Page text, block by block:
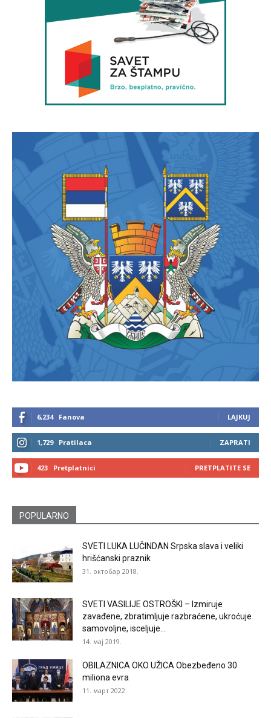
6,234 Fanova LAJKUJ
1,729 Pratilaca ZAPRATI
423 Pretplatnici PRETPLATITE SE
POPULARNO
SVETI LUKA LUČINDAN Srpska slava i veliki
hrišćanski praznik
31. октобар 2018.
SVETI VASILIJE OSTROŠKI – Izmiruje
zavađene, zbratimljuje razbraćene, ukroćuje
samovoljne, isceljuje...
14. мај 2019.
OBILAZNICA OKO UŽICA Obezbeđeno 30
miliona evra
11. март 2022.